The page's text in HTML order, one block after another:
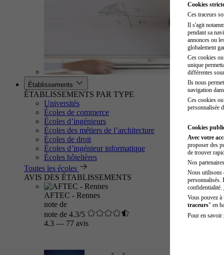
Établissements
ÉTABLISSEMENTS PAR TYPE
Universités
Écoles de commerce
Écoles d’ingénieurs
Écoles des métiers de l’architecture
Écoles de droit
Écoles d’ingénieur informatique
Écoles hôtelières
Toutes les écoles
AVIS DES ÉTABLISSEMENTS
AFTEC - Rennes
note de
note de 4.3/5
4.3 — 77 avis
Cookies
Ces traceurs
Il s'agit
pendant sa
annonces ou
globalement
Ces cookies
unique
différentes
Ils nous
navigation
Ces cookies
personnalisée
Cookies
Avec votre
proposer des
de trouver
Nos
Nous utilisons
personnalisés.
confidentialité.
Vous pouvez
traceurs" en
Pour en